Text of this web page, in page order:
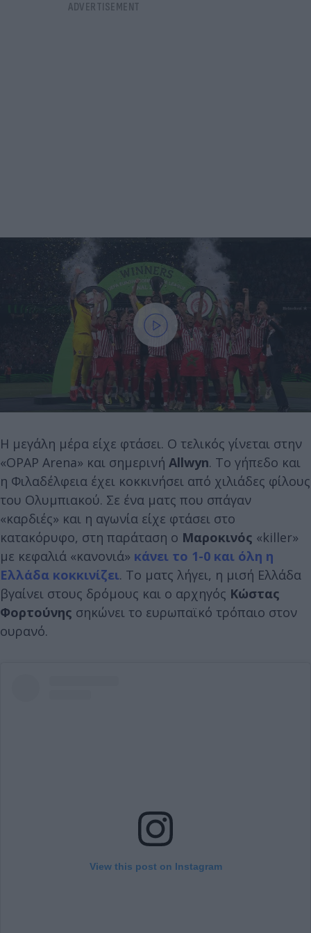
Η μεγάλη μέρα είχε φτάσει. Ο τελικός γίνεται στην
«OPAP Arena» και σημερινή Allwyn. Το γήπεδο και
η Φιλαδέλφεια έχει κοκκινήσει από χιλιάδες φίλους
του Ολυμπιακού. Σε ένα ματς που σπάγαν
«καρδιές» και η αγωνία είχε φτάσει στο
κατακόρυφο, στη παράταση ο Μαροκινός «killer»
με κεφαλιά «κανονιά» κάνει το 1-0 και όλη η
Ελλάδα κοκκινίζει. Το ματς λήγει, η μισή Ελλάδα
βγαίνει στους δρόμους και ο αρχηγός Κώστας
Φορτούνης σηκώνει το ευρωπαϊκό τρόπαιο στον
ουρανό.
View this post on Instagram